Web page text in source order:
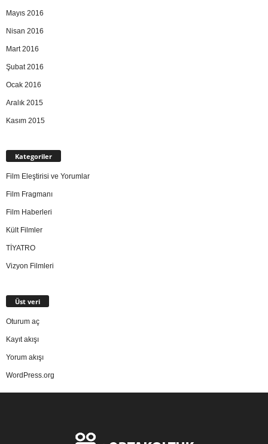
Mayıs 2016
Nisan 2016
Mart 2016
Şubat 2016
Ocak 2016
Aralık 2015
Kasım 2015
Kategoriler
Film Eleştirisi ve Yorumlar
Film Fragmanı
Film Haberleri
Kült Filmler
TİYATRO
Vizyon Filmleri
Üst veri
Oturum aç
Kayıt akışı
Yorum akışı
WordPress.org